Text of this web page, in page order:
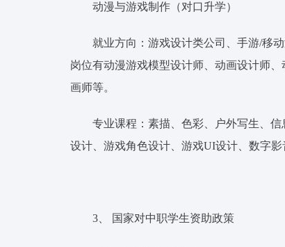
动漫与游戏制作（对口升学）
就业方向：游戏设计类公司、手游/移
岗位有动漫游戏模型设计师、动画设计师
画师等。
专业课程：素描、色彩、户外写生、
设计、游戏角色设计、游戏UI设计、数字影
3、 国家对中职学生资助政策